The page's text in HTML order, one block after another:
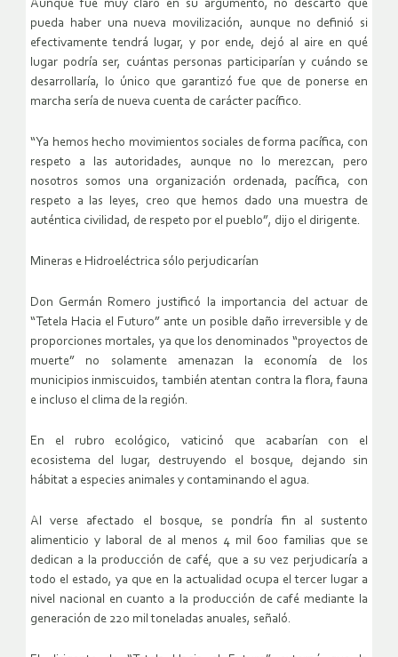
Aunque fue muy claro en su argumento, no descartó que
pueda haber una nueva movilización, aunque no definió si
efectivamente tendrá lugar, y por ende, dejó al aire en qué
lugar podría ser, cuántas personas participarían y cuándo se
desarrollaría, lo único que garantizó fue que de ponerse en
marcha sería de nueva cuenta de carácter pacífico.
“Ya hemos hecho movimientos sociales de forma pacífica, con
respeto a las autoridades, aunque no lo merezcan, pero
nosotros somos una organización ordenada, pacífica, con
respeto a las leyes, creo que hemos dado una muestra de
auténtica civilidad, de respeto por el pueblo”, dijo el dirigente.
Mineras e Hidroeléctrica sólo perjudicarían
Don Germán Romero justificó la importancia del actuar de
“Tetela Hacia el Futuro” ante un posible daño irreversible y de
proporciones mortales, ya que los denominados “proyectos de
muerte” no solamente amenazan la economía de los
municipios inmiscuidos, también atentan contra la flora, fauna
e incluso el clima de la región.
En el rubro ecológico, vaticinó que acabarían con el
ecosistema del lugar, destruyendo el bosque, dejando sin
hábitat a especies animales y contaminando el agua.
Al verse afectado el bosque, se pondría fin al sustento
alimenticio y laboral de al menos 4 mil 600 familias que se
dedican a la producción de café, que a su vez perjudicaría a
todo el estado, ya que en la actualidad ocupa el tercer lugar a
nivel nacional en cuanto a la producción de café mediante la
generación de 220 mil toneladas anuales, señaló.